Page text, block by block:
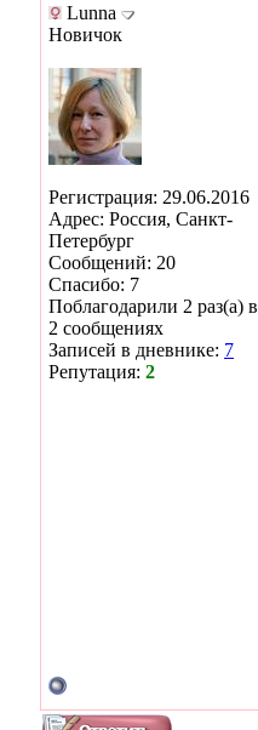
Lunna
Новичок
Регистрация: 29.06.2016
Адрес: Россия, Санкт-
Петербург
Сообщений: 20
Спасибо: 7
Поблагодарили 2 раз(а) в
2 сообщениях
Записей в дневнике: 7
Репутация: 2